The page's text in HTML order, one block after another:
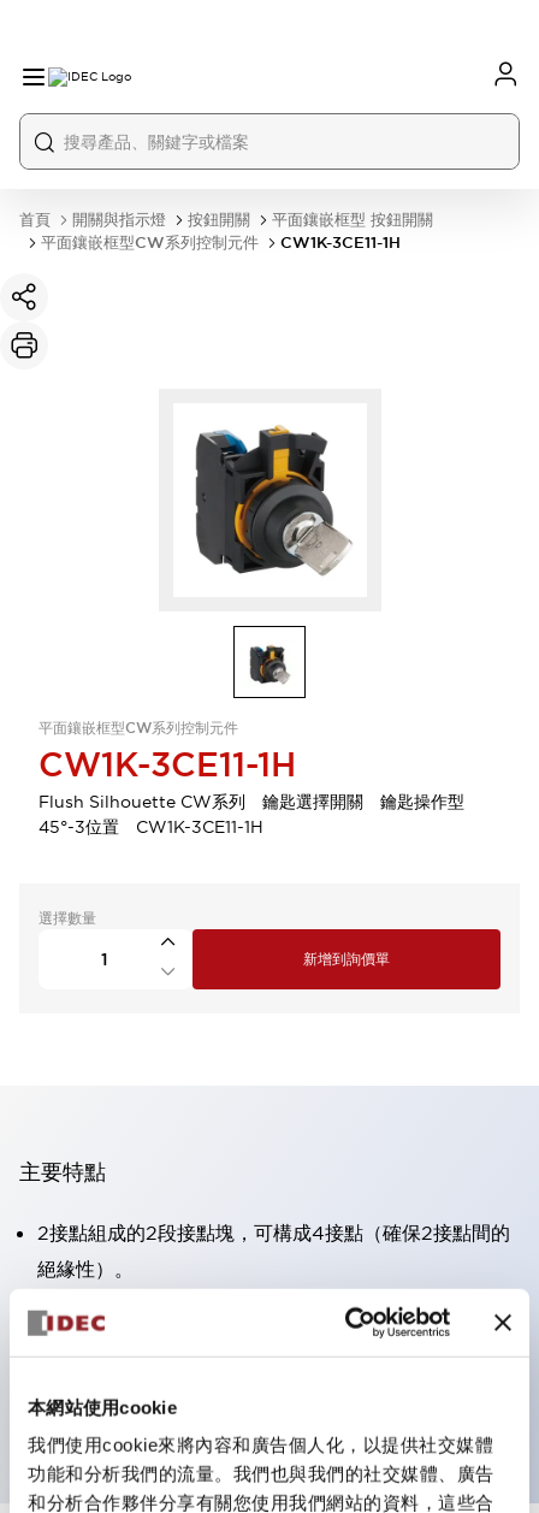
本網站使用cookie
我們使用cookie來將內容和廣告個人化，以提供社交媒體
功能和分析我們的流量。我們也與我們的社交媒體、廣告
和分析合作夥伴分享有關您使用我們網站的資料，這些合
首頁 開關與指示燈 按鈕開關
平面鑲嵌框型 按鈕開關
平面鑲嵌框型CW系列控制元件
CW1K-3CE11-1H
平面鑲嵌框型CW系列控制元件
CW1K-3CE11-1H
Flush Silhouette CW系列 鑰匙選擇開關 鑰匙操作型
45°-3位置 CW1K-3CE11-1H
選擇數量
新增到詢價單
主要特點
2接點組成的2段接點塊，可構成4接點（確保2接點間的
絕緣性）。
面板深度39.9mm（※11段接點塊）、59.9mm（※22段
接點塊）。可實現省空間設計。
防護結構